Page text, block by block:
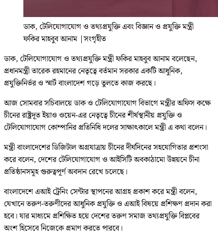
ডাক, টেলিযোগাযোগ ও তথ্যপ্রযুক্তি এবং বিজ্ঞান ও প্রযুক্তি মন্ত্রী
ফকির মাহবুব আনাম |সংগৃহীত
ডাক, টেলিযোগাযোগ ও তথ্যপ্রযুক্তি মন্ত্রী ফকির মাহবুব আনাম বলেছেন,
প্রধানমন্ত্রী তারেক রহমানের নেতৃত্বে বর্তমান সরকার একটি আধুনিক,
প্রযুক্তিনির্ভর ও স্মার্ট বাংলাদেশ গড়ে তুলতে কাজ করছে।
আজ সোমবার সচিবালয়ে ডাক ও টেলিযোগাযোগ বিভাগে মন্ত্রীর অফিস কক্ষে
চীনের রাষ্ট্রদূত ইয়াও ওয়েন-এর নেতৃত্বে চীনের শীর্ষস্থানীয় প্রযুক্তি ও
টেলিযোগাযোগ কোম্পানির প্রতিনিধি দলের সাক্ষাৎকালে মন্ত্রী এ কথা বলেন।
মন্ত্রী বাংলাদেশের ডিজিটাল অগ্রযাত্রায় চীনের দীর্ঘদিনের সহযোগিতার প্রশংসা
করে বলেন, দেশের টেলিযোগাযোগ ও আইসিটি অবকাঠামো উন্নয়নে চীনা
প্রতিষ্ঠানসমূহ গুরুত্বপূর্ণ অবদান রেখে চলেছে।
বাংলাদেশে এআই ট্রেনিং সেন্টার স্থাপনের আগ্রহ প্রকাশ করে মন্ত্রী বলেন,
যেখানে তরুণ-তরুণীদের আধুনিক প্রযুক্তি ও এআই বিষয়ে প্রশিক্ষণ প্রদান করা
হবে। যার মাধ্যমে প্রশিক্ষিত হয়ে দেশের তরুণ সমাজ তথ্যপ্রযুক্তি বিপ্লবের
অংশ হিসেবে নিজেকে প্রমাণ করতে পারবে।